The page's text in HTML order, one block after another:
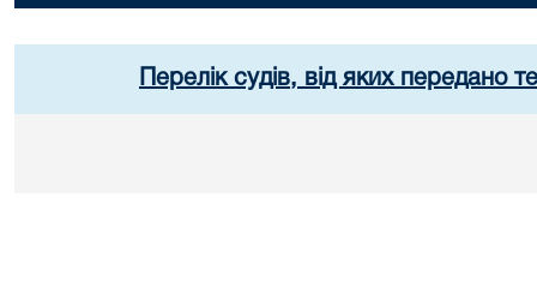
Перелік судів, від яких передано